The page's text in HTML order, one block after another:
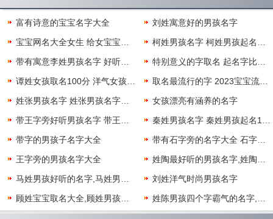
富有诗意的宝宝名字大全
刘姓寓意好的男孩名字
宝宝网名大全女生 给女宝宝取名洋气的
柯姓男孩名字 柯姓男孩起名好听有寓意
带有寓意李姓男孩名字 好听的姓李的男孩名字
特别意义的字取名 起名字比较有意义的字
谭姓女孩取名100分 洋气女孩谭姓名字
取名最流行的字 2023宝宝流行什么名字
姓张男孩名字 姓张男孩名字好听大全
女孩漂亮有涵养的名字
带王字旁好听男孩名字 带王字旁的字
秦姓男孩名字 秦姓男孩起名100分
带字的男孩子名字大全
带有石字旁的名字大全 石字旁寓意好的名字
王字旁的男孩名字大全
姓陶最好听的男孩名字,姓陶有寓意男孩名字
马姓男孩好听的名字,马姓男宝宝起名洋气
刘姓洋气时尚男孩名字
顾姓宝宝取名大全,顾姓男孩名字大全洋气
姓陈男孩四个字霸气的名字,姓陈4个字男孩名字